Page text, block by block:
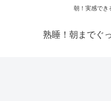
朝！実感で
熟睡！朝までぐ